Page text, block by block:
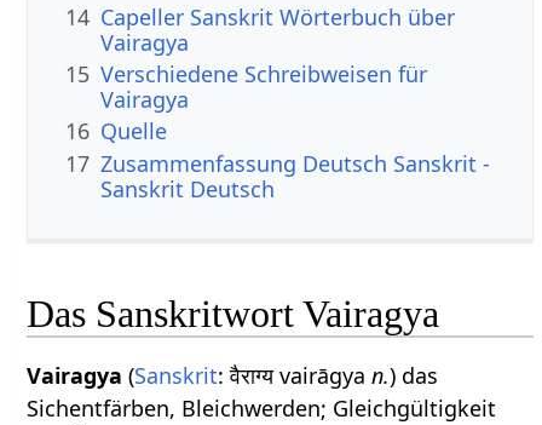
14 Capeller Sanskrit Wörterbuch über
Vairagya
15 Verschiedene Schreibweisen für
Vairagya
16 Quelle
17 Zusammenfassung Deutsch Sanskrit -
Sanskrit Deutsch
Das Sanskritwort Vairagya
Vairagya (Sanskrit: वैराग्य vairāgyan.) das
Sichentfärben, Bleichwerden; Gleichgültigkeit